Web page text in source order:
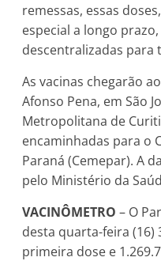
remessas, essas
especial a longo
descentralizadas para
As vacinas chegarão
Afonso Pena, em São
Metropolitana de
encaminhadas para o
Paraná (Cemepar). A
pelo Ministério da
VACINÔMETRO– O
desta quarta-feira (16)
primeira dose e